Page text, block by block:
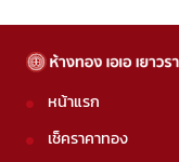
หน้าแรก
เช็คราคาทอง